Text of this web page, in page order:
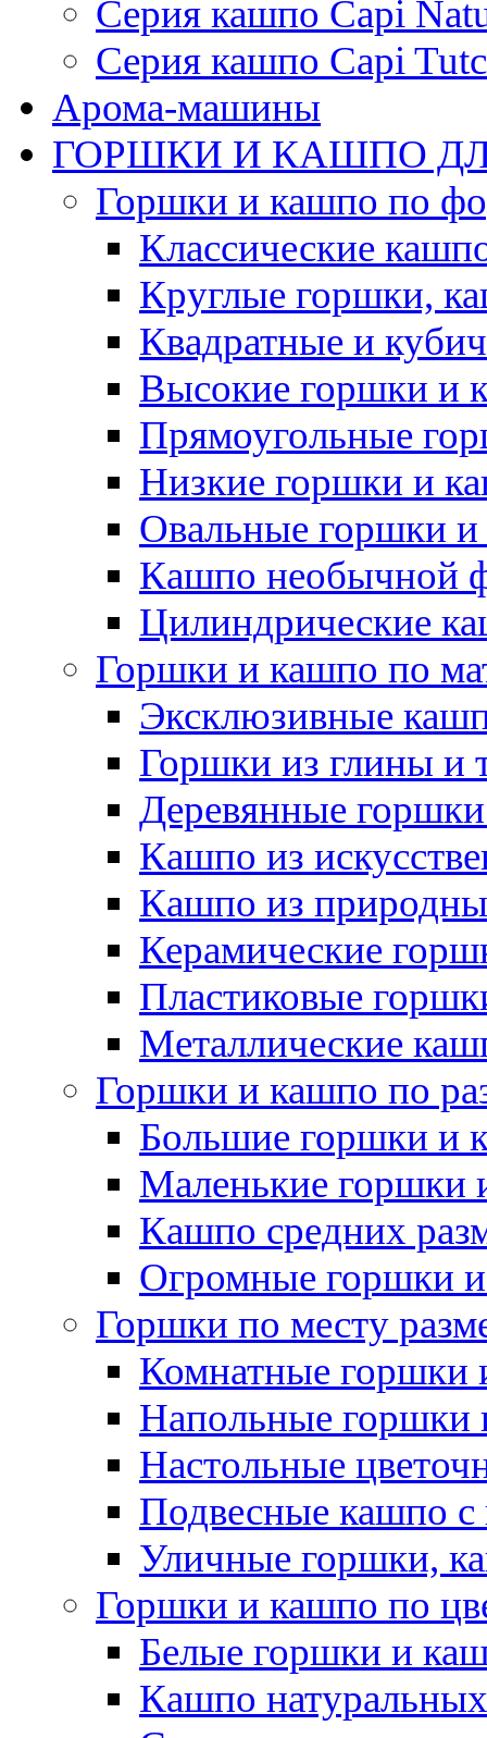
Серия кашпо Capi
Серия кашпо Capi
Арома-машины
ГОРШКИ И КАШПО
Горшки и кашпо по
Классические
Круглые горшки,
Квадратные и
Высокие горшки и
Прямоугольные
Низкие горшки и
Овальные горшки
Кашпо необычной
Цилиндрические
Горшки и кашпо по
Эксклюзивные
Горшки из глины и
Деревянные
Кашпо из
Кашпо из
Керамические
Пластиковые
Металлические
Горшки и кашпо по
Большие горшки и
Маленькие горшки
Кашпо средних
Огромные горшки
Горшки по месту
Комнатные горшки
Напольные горшки
Настольные
Подвесные кашпо с
Уличные горшки,
Горшки и кашпо по
Белые горшки и
Кашпо